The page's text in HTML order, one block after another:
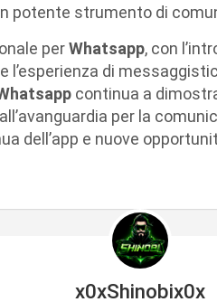
potente strumento di
perWhatsapp, con
l’esperienza di
continua a
per la
dell’app e nuove
x0xShinobix0x